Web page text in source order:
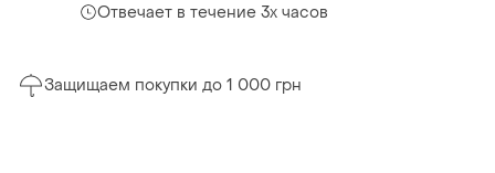
Отвечает в течение 3х часов
Защищаем покупки до 1 000 грн